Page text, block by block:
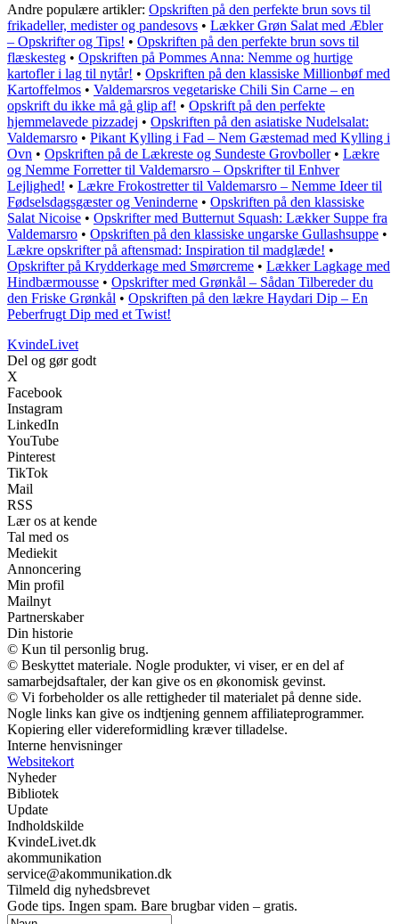
Andre populære artikler: Opskriften på den perfekte brun sovs til
frikadeller, medister og pandesovs • Lækker Grøn Salat med Æbler
– Opskrifter og Tips! • Opskriften på den perfekte brun sovs til
flæskesteg • Opskriften på Pommes Anna: Nemme og hurtige
kartofler i lag til nytår! • Opskriften på den klassiske Millionbøf med
Kartoffelmos • Valdemarsros vegetariske Chili Sin Carne – en
opskrift du ikke må gå glip af! • Opskrift på den perfekte
hjemmelavede pizzadej • Opskriften på den asiatiske Nudelsalat:
Valdemarsro • Pikant Kylling i Fad – Nem Gæstemad med Kylling i
Ovn • Opskriften på de Lækreste og Sundeste Grovboller• Lækre
og Nemme Forretter til Valdemarsro – Opskrifter til Enhver
Lejlighed! • Lækre Frokostretter til Valdemarsro – Nemme Ideer til
Fødselsdagsgæster og Veninderne • Opskriften på den klassiske
Salat Nicoise • Opskrifter med Butternut Squash: Lækker Suppe fra
Valdemarsro • Opskriften på den klassiske ungarske Gullashsuppe •
Lækre opskrifter på aftensmad: Inspiration til madglæde! •
Opskrifter på Krydderkage med Smørcreme • Lækker Lagkage med
Hindbærmousse • Opskrifter med Grønkål – Sådan Tilbereder du
den Friske Grønkål • Opskriften på den lækre Haydari Dip – En
Peberfrugt Dip med et Twist!
KvindeLivet
Del og gør godt
X
Facebook
Instagram
LinkedIn
YouTube
Pinterest
TikTok
Mail
RSS
Lær os at kende
Tal med os
Mediekit
Annoncering
Min profil
Mailnyt
Partnerskaber
Din historie
© Kun til personlig brug.
© Beskyttet materiale. Nogle produkter, vi viser, er en del af
samarbejdsaftaler, der kan give os en økonomisk gevinst.
© Vi forbeholder os alle rettigheder til materialet på denne side.
Nogle links kan give os indtjening gennem affiliateprogrammer.
Kopiering eller videreformidling kræver tilladelse.
Interne henvisninger
Websitekort
Nyheder
Bibliotek
Update
Indholdskilde
KvindeLivet.dk
akommunikation
service@akommunikation.dk
Tilmeld dig nyhedsbrevet
Gode tips. Ingen spam. Bare brugbar viden – gratis.